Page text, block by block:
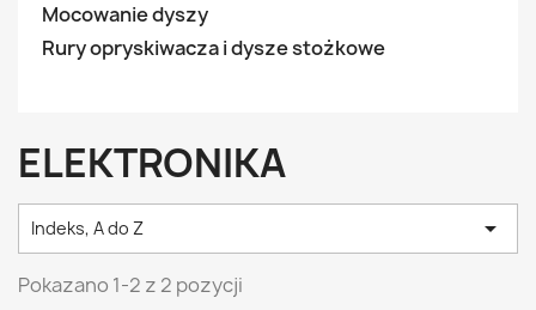
Mocowanie dyszy
Rury opryskiwacza i dysze stożkowe
ELEKTRONIKA
Indeks, A do Z 
Pokazano 1-2 z 2 pozycji